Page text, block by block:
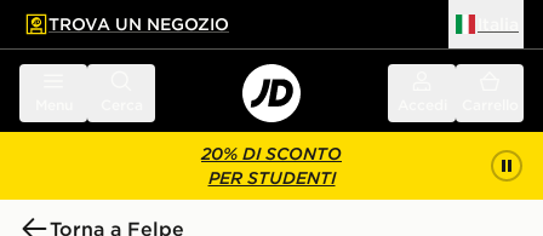
principale
a fondo pagina
TROVA UN NEGOZIO
20% DI SCONTO
PER STUDENTI
Torna a Felpe